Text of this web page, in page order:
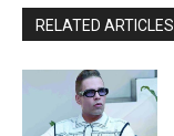
RELATED ARTICLES